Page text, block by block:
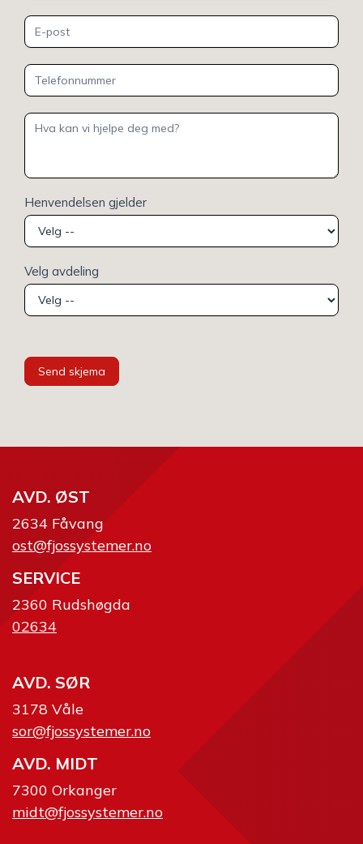
Henvendelsen gjelder
Velg avdeling
Send skjema
AVD. ØST
2634 Fåvang
ost@fjossystemer.no
SERVICE
2360 Rudshøgda
02634
AVD. SØR
3178 Våle
sor@fjossystemer.no
AVD. MIDT
7300 Orkanger
midt@fjossystemer.no